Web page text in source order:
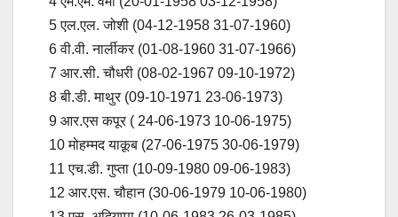
5 एल.एल. जोशी (04-12-1958 31-07-1960)
6 वी.वी. नार्लीकर (01-08-1960 31-07-1966)
7 आर.सी. चौधरी (08-02-1967 09-10-1972)
8 बी.डी. माथुर (09-10-1971 23-06-1973)
9 आर.एस कपूर ( 24-06-1973 10-06-1975)
10 मोहम्मद याक़ूब (27-06-1975 30-06-1979)
11 एच.डी. गुप्ता (10-09-1980 09-06-1983)
12 आर.एस. चौहान (30-06-1979 10-06-1980)